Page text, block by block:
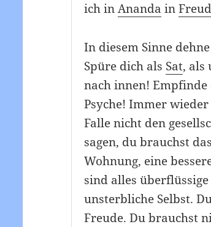
ich inAnanda in
In diesem Sinne
Spüre dich als Sat, als
nach innen!
Psyche! Immer
Falle nicht den
sagen, du brauchst
Wohnung, eine
sind alles
unsterbliche Selbst.
Freude. Du brauchst